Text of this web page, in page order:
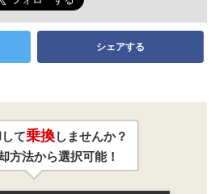
シェアする
て乗換しませんか？
方法から選択可能！